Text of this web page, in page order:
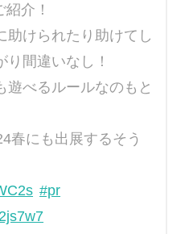
介！
助けられたり助けてし
り間違いなし！
遊べるルールなのもと
春にも出展するそう
#pr